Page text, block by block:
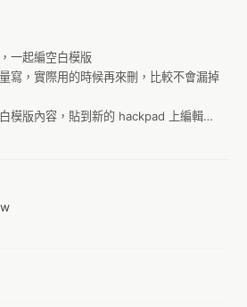
一起編空白模版
寫，實際用的時候再來刪，比較不會漏掉
模版內容，貼到新的 hackpad 上編輯